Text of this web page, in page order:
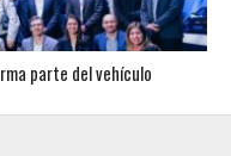
parte del vehículo